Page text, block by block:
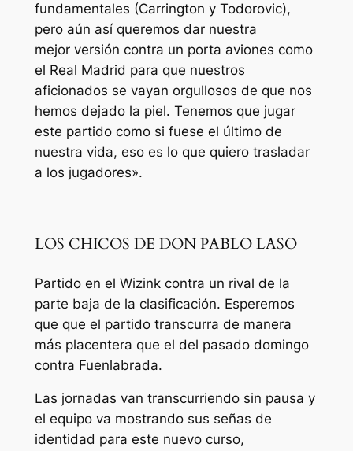
fundamentales (Carrington y Todorovic),
peroaún así queremos dar nuestra
mejorversión contra un porta aviones como
el Real Madrid para que nuestros
aficionados se vayan orgullosos de que nos
hemos dejado la piel. Tenemos que jugar
este partidocomo si fuese el últimode
nuestra vida, esoes lo que quiero trasladar
a los jugadores».
LOS CHICOS DE DON PABLO LASO
Partidoen el Wizinkcontra un rival de la
parte baja de la clasificación. Esperemos
que que el partido transcurra de manera
más placentera que el del pasado domingo
contra Fuenlabrada.
Las jornadas van transcurriendosin pausa y
el equipo va mostrando sus señas de
identidad para este nuevocurso,